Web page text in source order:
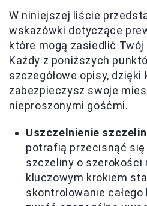
W niniejszej liście
wskazówki dotyczące
które mogą zasiedlić
Każdy z poniższych
szczegółowe opisy,
zabezpieczysz swoje
nieproszonymi gośćmi.
Uszczelnienie
potrafią przecisnąć się
szczeliny o szerokości
kluczowym krokiem
skontrolowanie